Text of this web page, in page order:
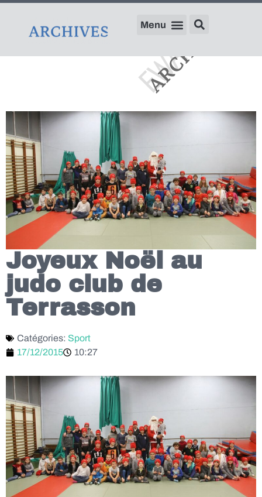
Joyeux Noël au
judo club de
Terrasson
Catégories: Sport
17/12/2015
10:27